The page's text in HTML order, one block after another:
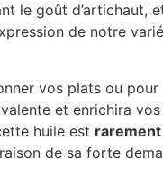
le goût d’artichaut,
de notre
vos plats ou pour
et enrichira
huile est
de sa forte